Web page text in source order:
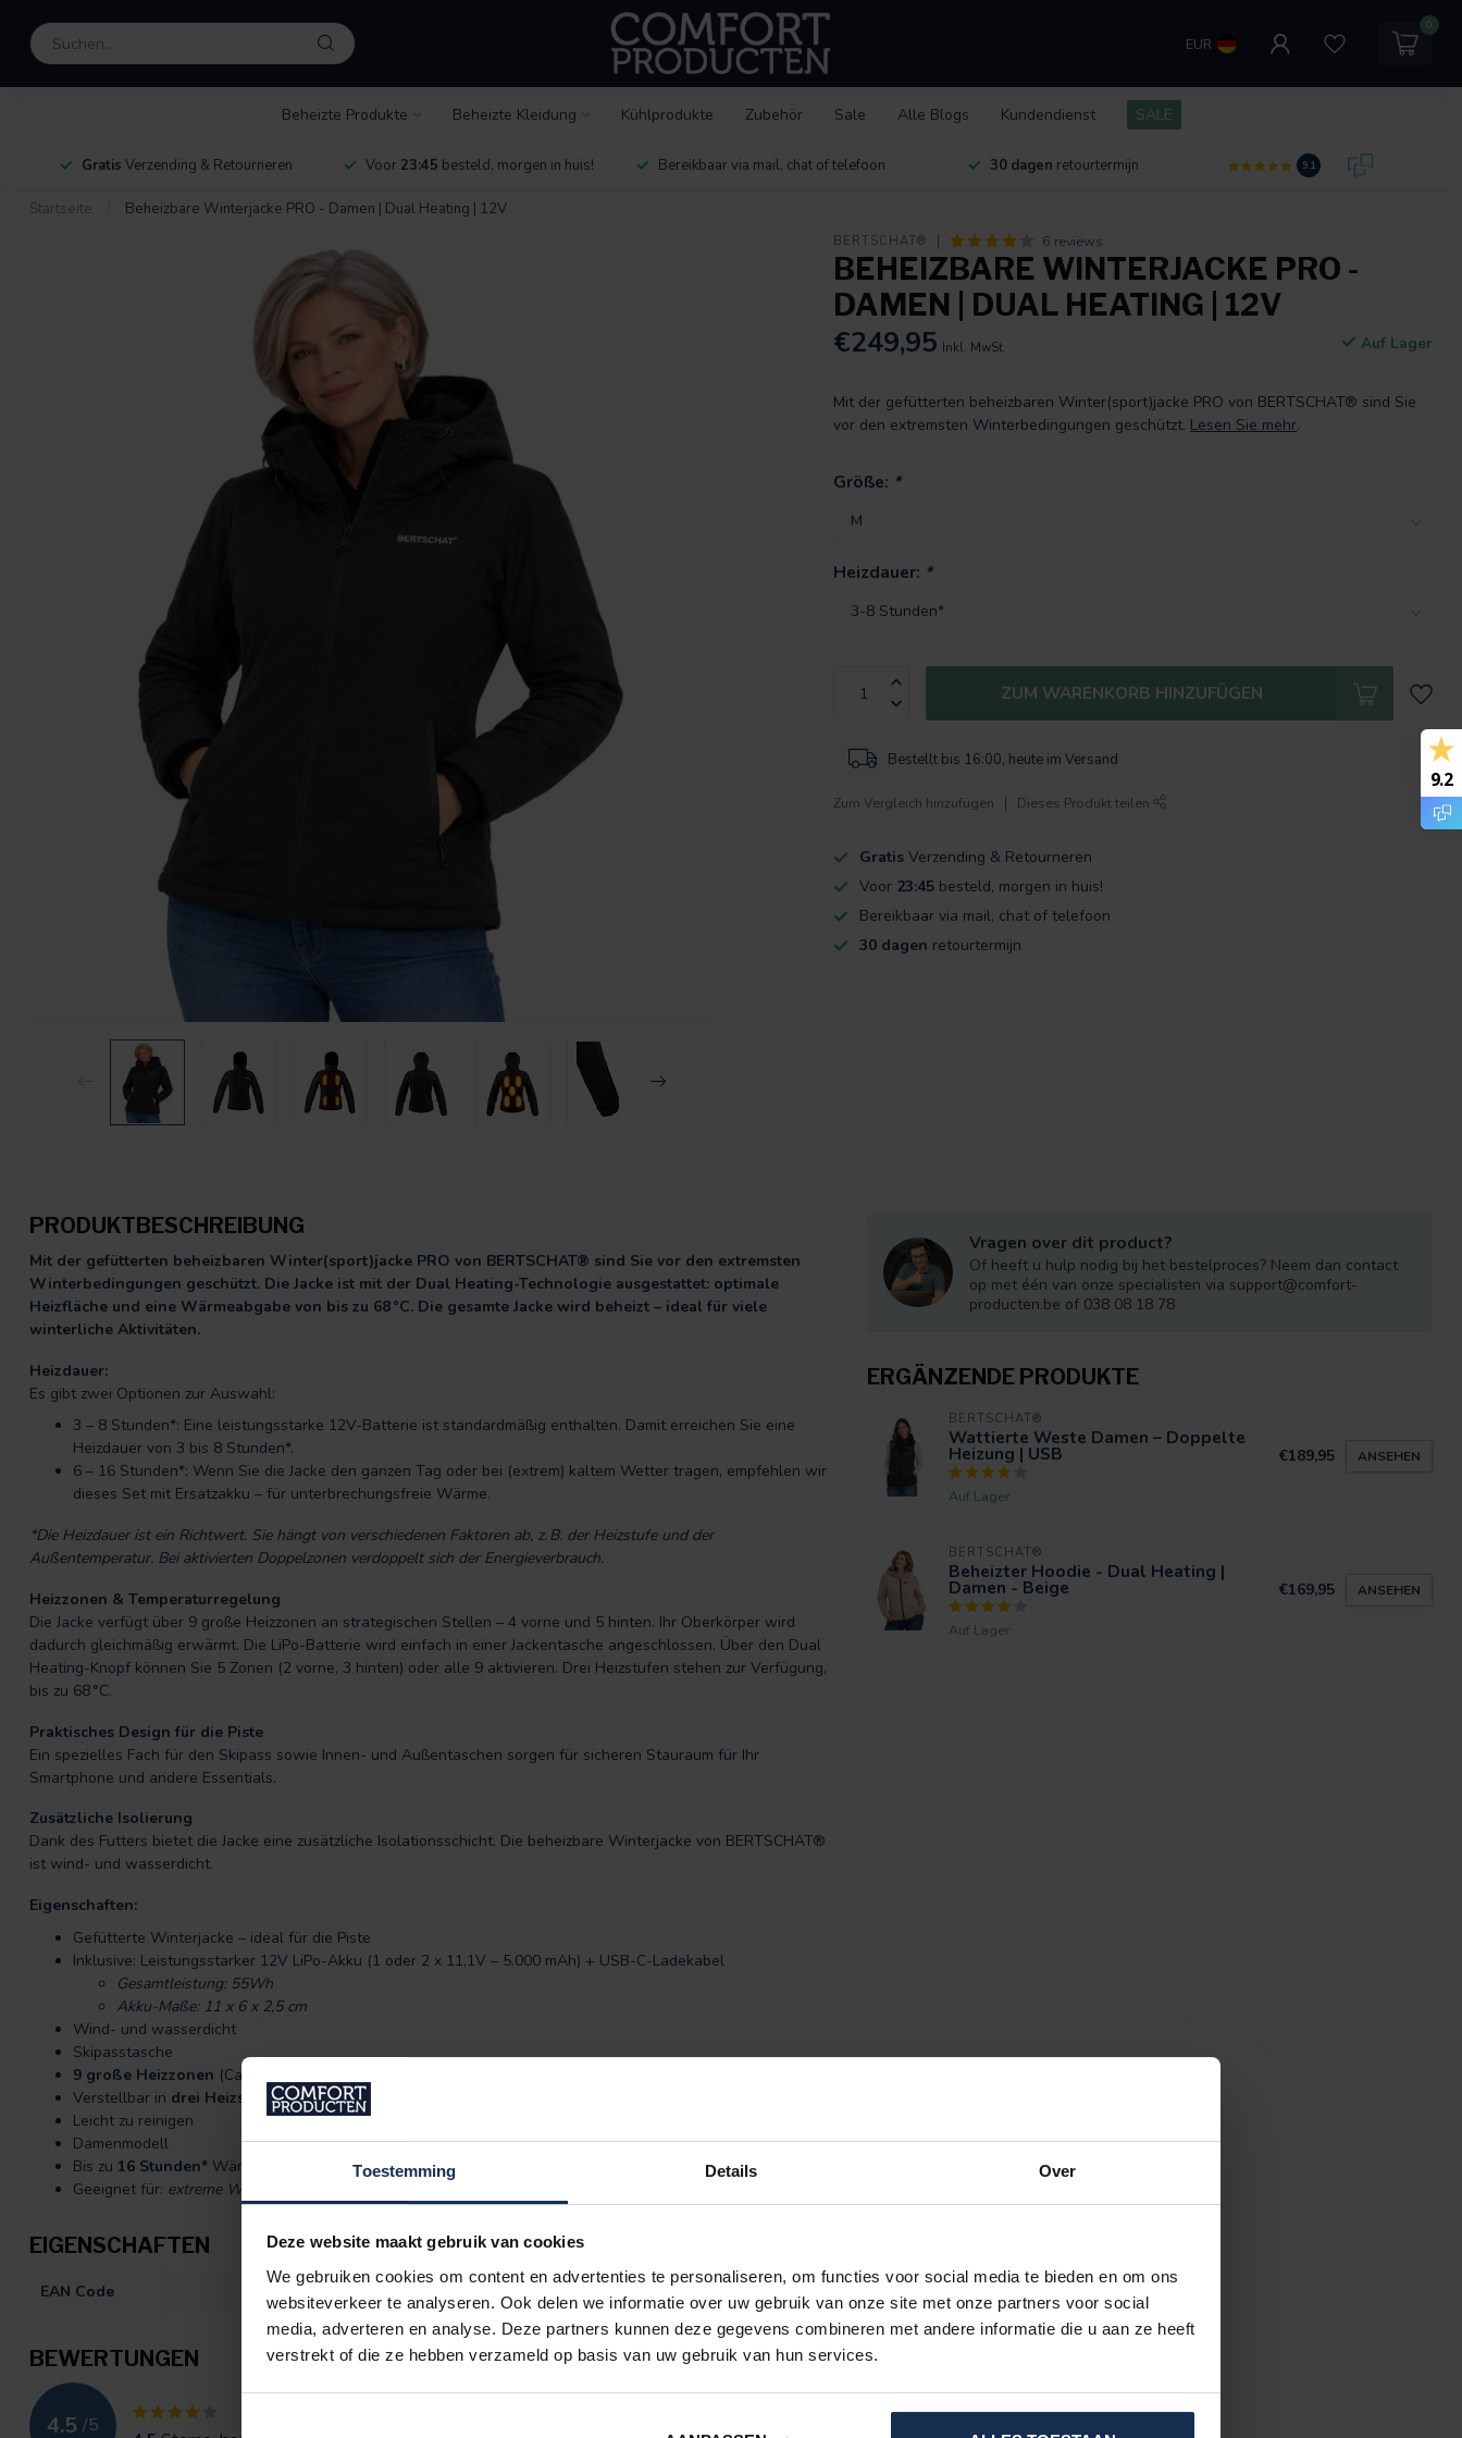
Toestemming Details Over
Deze website maakt gebruik van cookies
We gebruiken cookies om content en advertenties te personaliseren, om functies voor social media te bieden en om ons
websiteverkeer te analyseren. Ook delen we informatie over uw gebruik van onze site met onze partners voor social
media, adverteren en analyse. Deze partners kunnen deze gegevens combineren met andere informatie die u aan ze heeft
verstrekt of die ze hebben verzameld op basis van uw gebruik van hun services.
EUR
0
Beheizte Produkte Beheizte Kleidung Kühlprodukte Zubehör Sale Alle Blogs Kundendienst SALE
Gratis Verzending & Retourneren Voor 23:45 besteld, morgen in huis! Bereikbaar via mail, chat of telefoon 30 dagen retourtermijn 9.1
Startseite Beheizbare Winterjacke PRO - Damen | Dual Heating | 12V
BERTSCHAT® 6 reviews
BEHEIZBARE WINTERJACKE PRO -
DAMEN | DUAL HEATING | 12V
€249,95 Inkl. MwSt. Auf Lager
Mit der gefütterten beheizbaren Winter(sport)jacke PRO von BERTSCHAT® sind Sie
vor den extremsten Winterbedingungen geschützt. Lesen Sie mehr.
Größe: *
Heizdauer: *
ZUM WARENKORB HINZUFÜGEN
Bestellt bis 16:00, heute im Versand
Zum Vergleich hinzufügen Dieses Produkt teilen
Gratis Verzending & Retourneren
Voor 23:45 besteld, morgen in huis!
Bereikbaar via mail, chat of telefoon
30 dagen retourtermijn
PRODUKTBESCHREIBUNG
Mit der gefütterten beheizbaren Winter(sport)jacke PRO von BERTSCHAT® sind Sie vor den extremsten
Winterbedingungen geschützt. Die Jacke ist mit der Dual Heating-Technologie ausgestattet: optimale
Heizfläche und eine Wärmeabgabe von bis zu 68 °C. Die gesamte Jacke wird beheizt – ideal für viele
winterliche Aktivitäten.
Heizdauer:
Es gibt zwei Optionen zur Auswahl:
3 – 8 Stunden*: Eine leistungsstarke 12V-Batterie ist standardmäßig enthalten. Damit erreichen Sie eine
Heizdauer von 3 bis 8 Stunden*.
6 – 16 Stunden*: Wenn Sie die Jacke den ganzen Tag oder bei (extrem) kaltem Wetter tragen, empfehlen wir
dieses Set mit Ersatzakku – für unterbrechungsfreie Wärme.
*Die Heizdauer ist ein Richtwert. Sie hängt von verschiedenen Faktoren ab, z. B. der Heizstufe und der
Außentemperatur. Bei aktivierten Doppelzonen verdoppelt sich der Energieverbrauch.
Heizzonen & Temperaturregelung
Die Jacke verfügt über 9 große Heizzonen an strategischen Stellen – 4 vorne und 5 hinten. Ihr Oberkörper wird
dadurch gleichmäßig erwärmt. Die LiPo-Batterie wird einfach in einer Jackentasche angeschlossen. Über den Dual
Heating-Knopf können Sie 5 Zonen (2 vorne, 3 hinten) oder alle 9 aktivieren. Drei Heizstufen stehen zur Verfügung,
bis zu 68 °C.
Praktisches Design für die Piste
Ein spezielles Fach für den Skipass sowie Innen- und Außentaschen sorgen für sicheren Stauraum für Ihr
Smartphone und andere Essentials.
Zusätzliche Isolierung
Dank des Futters bietet die Jacke eine zusätzliche Isolationsschicht. Die beheizbare Winterjacke von BERTSCHAT®
ist wind- und wasserdicht.
Eigenschaften:
Gefütterte Winterjacke – ideal für die Piste
Inklusive: Leistungsstarker 12V LiPo-Akku (1 oder 2 x 11,1V – 5.000 mAh) + USB-C-Ladekabel
Gesamtleistung: 55Wh
Akku-Maße: 11 x 6 x 2,5 cm
Wind- und wasserdicht
Skipasstasche
9 große Heizzonen (Carbonfaser)
Verstellbar in drei Heizstufen
Leicht zu reinigen
Damenmodell
Bis zu 16 Stunden* Wärme
Geeignet für: extreme Wetterlagen, Wintersport, Wandern, Radfahren
EIGENSCHAFTEN
EAN Code
BEWERTUNGEN
4.5 /5
Vragen over dit product?
Of heeft u hulp nodig bij het bestelproces? Neem dan contact
op met één van onze specialisten via support@comfort-
producten.be of 038 08 18 78
ERGÄNZENDE PRODUKTE
BERTSCHAT®
Wattierte Weste Damen – Doppelte
Heizung | USB
Auf Lager
€189,95 ANSEHEN
BERTSCHAT®
Beheizter Hoodie - Dual Heating |
Damen - Beige
Auf Lager
€169,95 ANSEHEN
9.2